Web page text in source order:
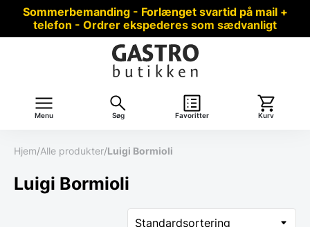
Sommerbemanding - Forlænget svartid på mail +
telefon - Ordrer ekspederes som sædvanligt
Menu Søg Favoritter Kurv
Hjem/Alle produkter/Luigi Bormioli
Luigi Bormioli